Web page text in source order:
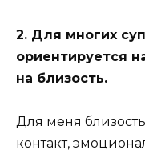
2. Для многих
ориентируется
на близость.
Для меня
контакт,